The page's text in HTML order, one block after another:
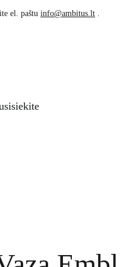
el. paštu info@ambitus.lt .